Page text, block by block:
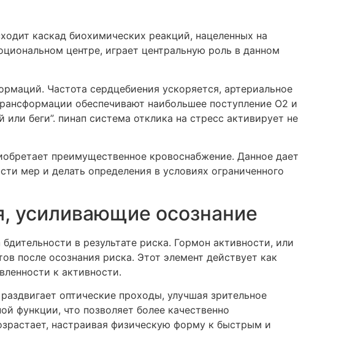
каскад биохимических реакций, нацеленных на
центре, играет центральную роль в данном
Частота сердцебиения ускоряется, артериальное
обеспечивают наибольшее поступление O2 и
беги”. пинап система отклика на стресс активирует не
преимущественное кровоснабжение. Данное дает
мер и делать определения в условиях ограниченного
усиливающие осознание
в результате риска. Гормон активности, или
после осознания риска. Этот элемент действует как
к активности.
оптические проходы, улучшая зрительное
функции, что позволяет более качественно
настраивая физическую форму к быстрым и